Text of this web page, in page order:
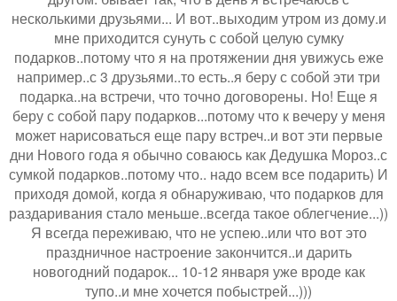
несколькими друзьями... И вот..выходим утром из дому.и
мне приходится сунуть с собой целую сумку
подарков..потому что я на протяжении дня увижусь еже
например..с 3 друзьями..то есть..я беру с собой эти три
подарка..на встречи, что точно договорены. Но! Еще я
беру с собой пару подарков...потому что к вечеру у меня
может нарисоваться еще пару встреч..и вот эти первые
дни Нового года я обычно соваюсь как Дедушка Мороз..с
сумкой подарков..потому что.. надо всем все подарить) И
приходя домой, когда я обнаруживаю, что подарков для
раздаривания стало меньше..всегда такое облегчение...))
Я всегда переживаю, что не успею..или что вот это
праздничное настроение закончится..и дарить
новогодний подарок... 10-12 января уже вроде как
тупо..и мне хочется побыстрей...)))